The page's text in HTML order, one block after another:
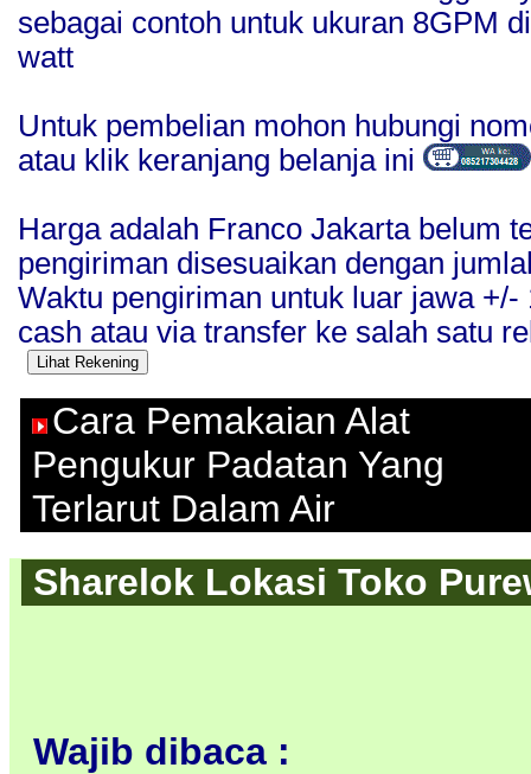
sebagai contoh untuk ukuran 8GPM
watt
Untuk pembelian mohon hubungi
atau klik keranjang belanja ini
Harga adalah Franco Jakarta belum
pengiriman disesuaikan dengan
Waktu pengiriman untuk luar jawa
cash atau via transfer ke salah satu
Cara Pemakaian Alat
Pengukur Padatan Yang
Terlarut Dalam Air
Sharelok Lokasi Toko
Wajib dibaca :